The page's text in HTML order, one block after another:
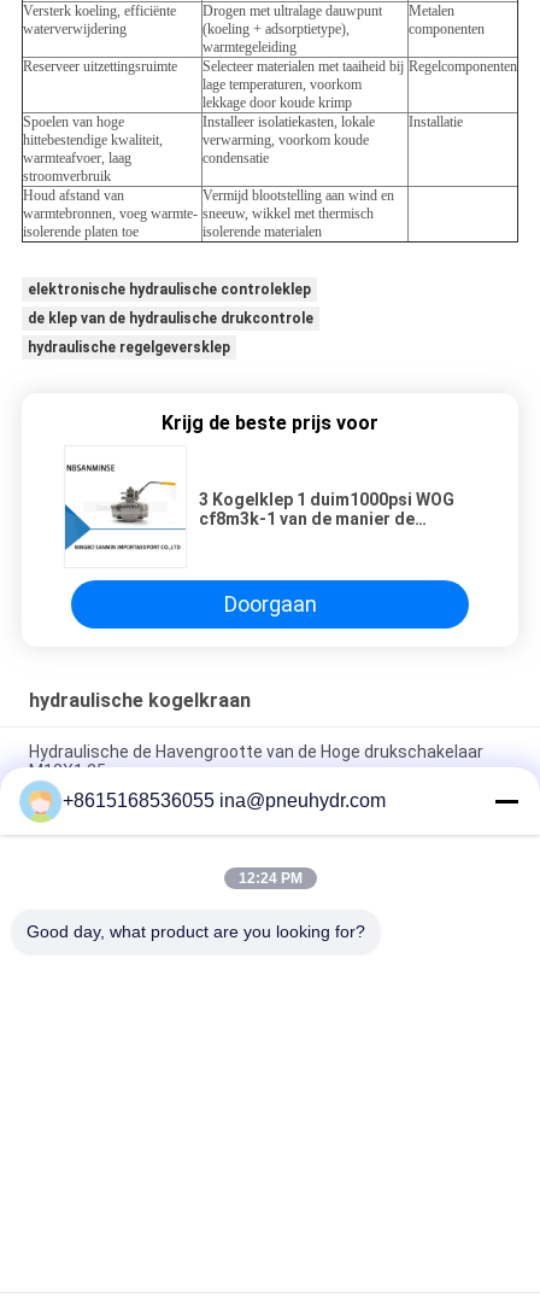
Versterk koeling, efficiënte
waterverwijdering
Drogen met ultralage dauwpunt
(koeling + adsorptietype),
warmtegeleiding
Metalen
componenten
Reserveer uitzettingsruimte
Selecteer materialen met taaiheid bij
lage temperaturen, voorkom
lekkage door koude krimp
Regelcomponenten
Spoelen van hoge
hittebestendige kwaliteit,
warmteafvoer, laag
stroomverbruik
Installeer isolatiekasten, lokale
verwarming, voorkom koude
condensatie
Installatie
Houd afstand van
warmtebronnen, voeg warmte-
isolerende platen toe
Vermijd blootstelling aan wind en
sneeuw, wikkel met thermisch
isolerende materialen
elektronische hydraulische controleklep
de klep van de hydraulische drukcontrole
hydraulische regelgeversklep
Krijg de beste prijs voor
3 Kogelklep 1 duim1000psi WOG
cf8m3k-1 van de manier de
pijplijn
Doorgaan
hydraulische kogelkraan
Hydraulische de Havengrootte van de Hoge drukschakelaar
M12X1.25
Hydraulische de Solenoïdeklep 24VDC 110VAC 220VAC van
FWH voor Minerale Olie/Fosfaatester
FW elektrische Hydraulische Solenoïdeklep, de Hydraulische
+8615168536055 ina@pneuhydr.com
12:24 PM
Good day, what product are you looking for?